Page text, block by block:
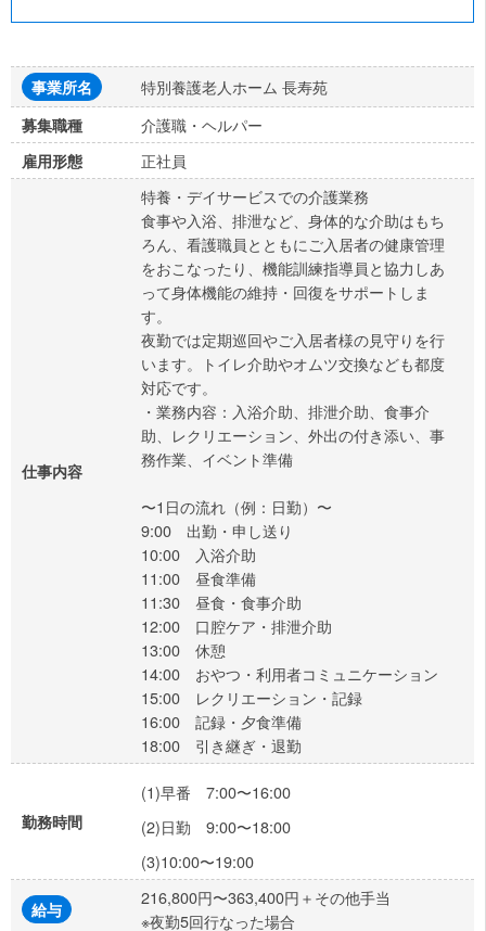
事業所名 特別養護老人ホーム 長寿苑
募集職種 介護職・ヘルパー
雇用形態 正社員
仕事内容
特養・デイサービスでの介護業務
食事や入浴、排泄など、身体的な介助はもち
ろん、看護職員とともにご入居者の健康管理
をおこなったり、機能訓練指導員と協力しあ
って身体機能の維持・回復をサポートしま
す。
夜勤では定期巡回やご入居者様の見守りを行
います。トイレ介助やオムツ交換なども都度
対応です。
・業務内容：入浴介助、排泄介助、食事介
助、レクリエーション、外出の付き添い、事
務作業、イベント準備
〜1日の流れ（例：日勤）〜
9:00 出勤・申し送り
10:00 入浴介助
11:00 昼食準備
11:30 昼食・食事介助
12:00 口腔ケア・排泄介助
13:00 休憩
14:00 おやつ・利用者コミュニケーション
15:00 レクリエーション・記録
16:00 記録・夕食準備
18:00 引き継ぎ・退勤
勤務時間
(1)早番 7:00〜16:00
(2)日勤 9:00〜18:00
(3)10:00〜19:00
給与
216,800円〜363,400円＋その他手当
※夜勤5回行なった場合